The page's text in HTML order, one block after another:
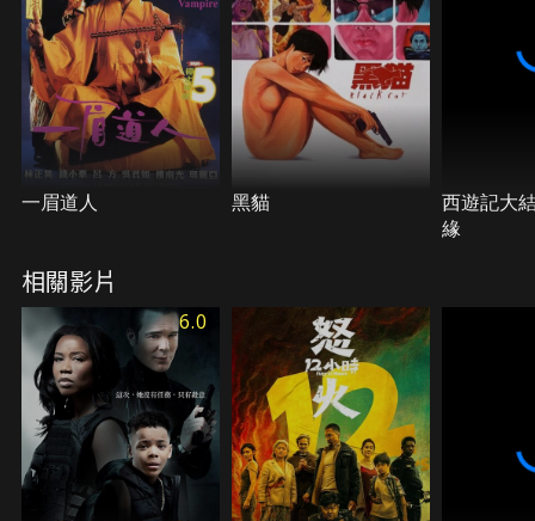
一眉道人 黑貓
西遊記大
緣
相關影片
6.0